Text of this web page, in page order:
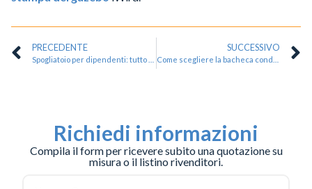
PRECEDENTE SUCCESSIVO
Richiedi informazioni
Compila il form per ricevere subito una quotazione su
misura o il listino rivenditori.